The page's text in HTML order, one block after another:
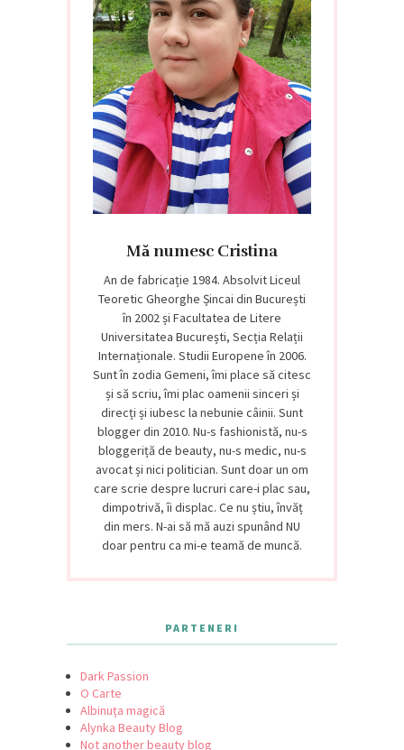
Mă numesc Cristina
An de fabricație 1984. Absolvit Liceul
Teoretic Gheorghe Șincai din București
în 2002 și Facultatea de Litere
Universitatea București, Secția Relații
Internaționale. Studii Europene în 2006.
Sunt în zodia Gemeni, îmi place să citesc
și să scriu, îmi plac oamenii sinceri și
direcți și iubesc la nebunie câinii. Sunt
blogger din 2010. Nu-s fashionistă, nu-s
bloggeriță de beauty, nu-s medic, nu-s
avocat și nici politician. Sunt doar un om
care scrie despre lucruri care-i plac sau,
dimpotrivă, îi displac. Ce nu știu, învăț
din mers. N-ai să mă auzi spunând NU
doar pentru ca mi-e teamă de muncă.
PARTENERI
Dark Passion
O Carte
Albinuța magică
Alynka Beauty Blog
Not another beauty blog